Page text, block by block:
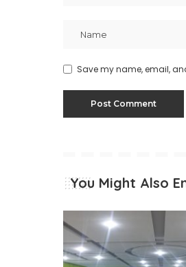
Save my name, email,
You Might Also